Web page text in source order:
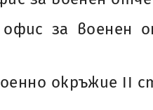
за военен
окръжие II